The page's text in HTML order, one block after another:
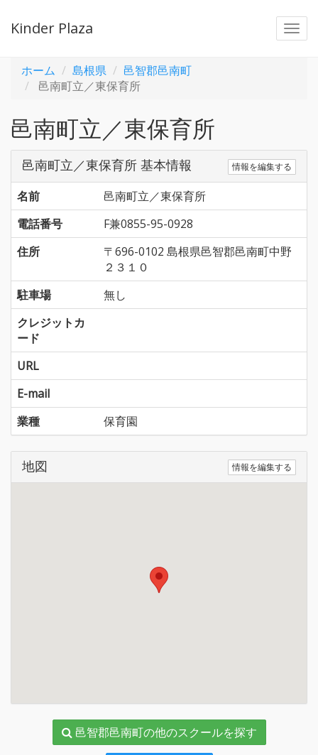
Kinder Plaza
ホーム 島根県
邑智郡邑南町
邑南町立／東保育所
邑南町立／東保育所
邑南町立／東保育所 基本情報 情報を編集する
名前
邑南町立／東保育所
電話番号
F兼0855-95-0928
住所
〒696-0102 島根県邑智郡邑南町中野
２３１０
駐車場
無し
クレジットカ
ード
URL
E-mail
業種
保育園
地図 情報を編集する
邑智郡邑南町の他のスクールを探す